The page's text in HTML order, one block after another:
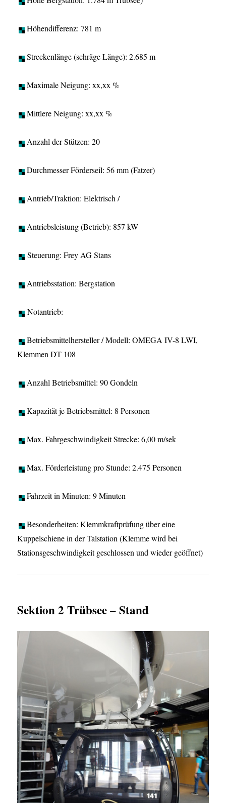
Höhendifferenz: 781 m
Streckenlänge (schräge Länge): 2.685 m
Maximale Neigung: xx,xx %
Mittlere Neigung: xx,xx %
Anzahl der Stützen: 20
Durchmesser Förderseil: 56 mm (Fatzer)
Antrieb/Traktion: Elektrisch /
Antriebsleistung (Betrieb): 857 kW
Steuerung: Frey AG Stans
Antriebsstation: Bergstation
Notantrieb:
Betriebsmittelhersteller / Modell: OMEGA IV-8 LWI,
Klemmen DT 108
Anzahl Betriebsmittel: 90 Gondeln
Kapazität je Betriebsmittel: 8 Personen
Max. Fahrgeschwindigkeit Strecke: 6,00 m/sek
Max. Förderleistung pro Stunde: 2.475 Personen
Fahrzeit in Minuten: 9 Minuten
Besonderheiten: Klemmkraftprüfung über eine
Kuppelschiene in der Talstation (Klemme wird bei
Stationsgeschwindigkeit geschlossen und wieder geöffnet)
Sektion 2 Trübsee – Stand